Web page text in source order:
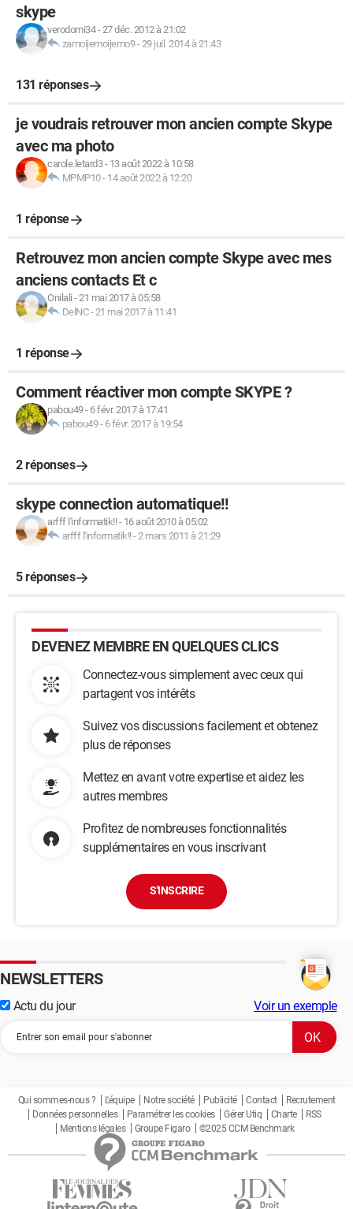
skype
verodomi34-27 déc. 2012 à 21:02
zamoijemoijemo9-29 juil. 2014 à 21:43
131 réponses
je voudrais retrouver mon ancien compte Skype
avec ma photo
carole.letard3- 13 août 2022 à 10:58
MPMP10- 14 août 2022 à 12:20
1 réponse
Retrouvez mon ancien compte Skype avec mes
anciens contacts Et c
Onilali -21 mai 2017 à 05:58
DelNC-21 mai 2017 à 11:41
1 réponse
Comment réactiver mon compte SKYPE ?
pabou49- 6 févr. 2017 à 17:41
pabou49- 6 févr. 2017 à 19:54
2 réponses
skype connection automatique!!
arfff l'informatik!!- 16 août 2010 à 05:02
arfff l'informatik!!-2 mars 2011 à 21:29
5 réponses
DEVENEZ MEMBRE EN QUELQUES CLICS
Connectez-vous simplement avec ceux qui
partagent vos intérêts
Suivez vos discussions facilement et obtenez
plus de réponses
Mettez en avant votre expertise et aidez les
autres membres
Profitez de nombreuses fonctionnalités
supplémentaires en vous inscrivant
S'INSCRIRE
NEWSLETTERS
Actu du jour Voir un exemple
Qui sommes-nous ? L'équipe Notre société Publicité Contact
Recrutement
Données personnelles
Paramétrer les cookies Gérer Utiq Charte
RSS
Mentions légales
Groupe Figaro ©2025 CCM Benchmark